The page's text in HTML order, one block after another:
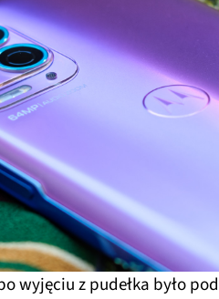
wyjęciu z pudełka było